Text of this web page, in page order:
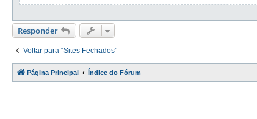
Responder
Voltar para “Sites Fechados”
Página Principal Índice do Fórum